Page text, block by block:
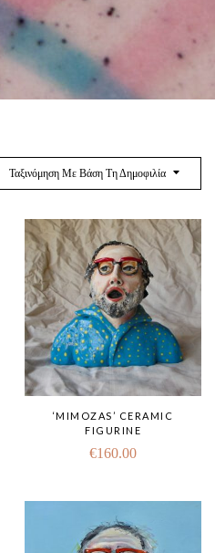
Ταξινόμηση Με Βάση Τη Δημοφιλία
‘MIMOZAS’ CERAMIC
FIGURINE
€160.00